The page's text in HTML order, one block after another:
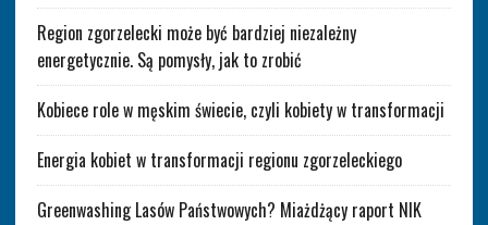
Region zgorzelecki może być bardziej niezależny
energetycznie. Są pomysły, jak to zrobić
Kobiece role w męskim świecie, czyli kobiety w transformacji
Energia kobiet w transformacji regionu zgorzeleckiego
Greenwashing Lasów Państwowych? Miażdżący raport NIK